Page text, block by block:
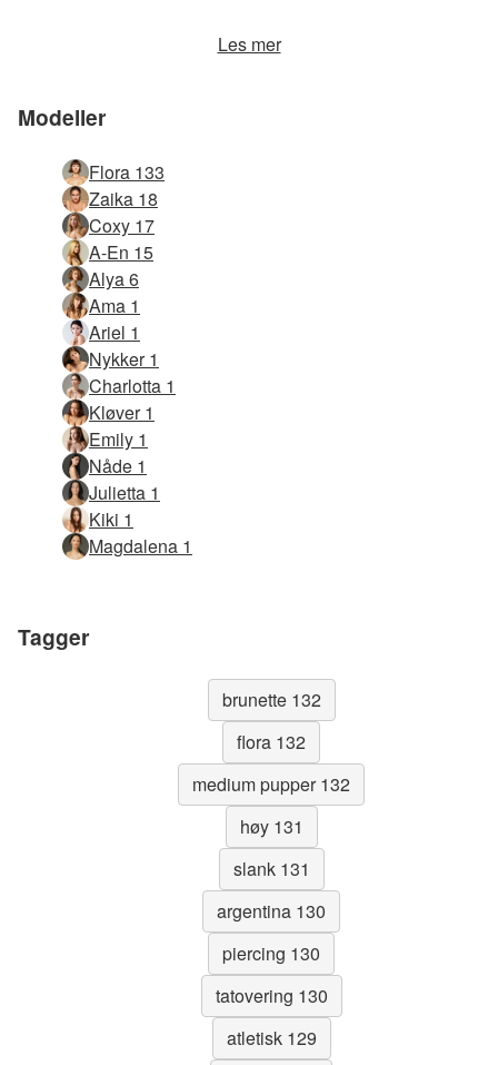
Les mer
Modeller
Flora 133
Zaika 18
Coxy 17
A-En 15
Alya 6
Ama 1
Ariel 1
Nykker 1
Charlotta 1
Kløver 1
Emily 1
Nåde 1
Julietta 1
Kiki 1
Magdalena 1
Tagger
brunette 132
flora 132
medium pupper 132
høy 131
slank 131
argentina 130
piercing 130
tatovering 130
atletisk 129